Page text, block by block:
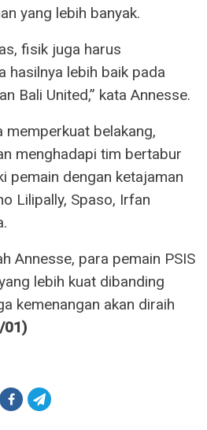
yang lebih banyak.
fisik juga harus
hasilnya lebih baik pada
Bali United,” kata Annesse.
belakang,
menghadapi tim bertabur
pemain dengan ketajaman
Lilipally, Spaso, Irfan
Annesse, para pemain PSIS
lebih kuat dibanding
kemenangan akan diraih
01)